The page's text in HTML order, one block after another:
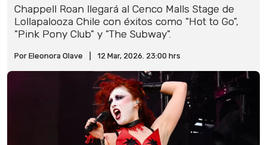
Chappell Roan llegará al Cenco Malls Stage de
Lollapalooza Chile con éxitos como "Hot to Go",
"Pink Pony Club" y "The Subway".
Por Eleonora Olave 12 Mar, 2026. 23:00 hrs